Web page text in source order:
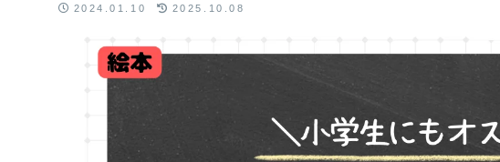
2024.01.10 2025.10.08